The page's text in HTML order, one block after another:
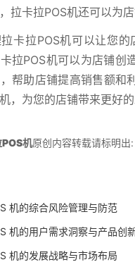
拉卡拉POS机还可以为
卡拉POS机可以让您
拉POS机可以为店铺创
帮助店铺提高销售额和
，为您的店铺带来更好的
机原创内容转载请标明出:
机的综合风险管理与防范
机的用户需求洞察与产品创
机的发展战略与市场布局